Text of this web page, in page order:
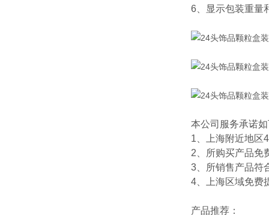
6、显示包装重量
本公司服务承诺
1、上海附近地区
2、所购买产品免
3、所销售产品符
4、上海区域免费
产品推荐：